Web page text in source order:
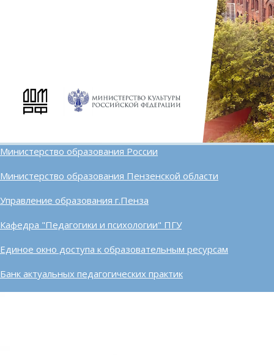
Министерство образования России
Министерство образования Пензенской области
Управление образования г.Пенза
Кафедра "Педагогики и психологии" ПГУ
Единое окно доступа к образовательным ресурсам
Банк актуальных педагогических практик